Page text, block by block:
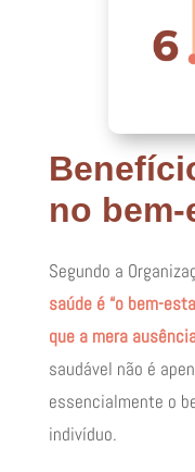
no
Segundo a
saúde é “o bem-
que a mera
saudável não é
essencialmente o
indivíduo.